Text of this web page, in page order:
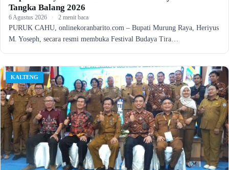
Tangka Balang 2026
6 Agustus 2026 · 2 menit baca
PURUK CAHU, onlinekoranbarito.com – Bupati Murung Raya, Heriyus
M. Yoseph, secara resmi membuka Festival Budaya Tira…
KALTENG